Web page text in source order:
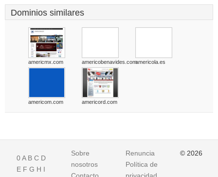
Dominios similares
americmx.com americobenavides.comamericola.es
americom.com americord.com
0A B C D
E F G H I
Sobre
nosotros
Renuncia
Política de
© 2026